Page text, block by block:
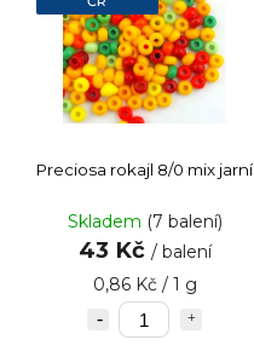
Preciosa rokajl 8/0 mix jarní
Skladem (7 balení)
43 Kč / balení
0,86 Kč / 1 g